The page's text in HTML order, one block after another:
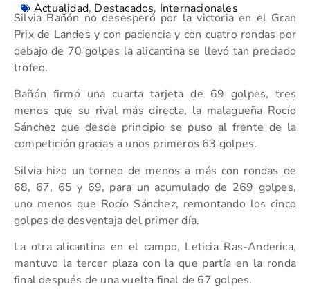
Actualidad, Destacados, Internacionales
Silvia Bañón no desesperó por la victoria en el Gran
Prix de Landes y con paciencia y con cuatro rondas por
debajo de 70 golpes la alicantina se llevó tan preciado
trofeo.
Bañón firmó una cuarta tarjeta de 69 golpes, tres
menos que su rival más directa, la malagueña Rocío
Sánchez que desde principio se puso al frente de la
competición gracias a unos primeros 63 golpes.
Silvia hizo un torneo de menos a más con rondas de
68, 67, 65 y 69, para un acumulado de 269 golpes,
uno menos que Rocío Sánchez, remontando los cinco
golpes de desventaja del primer día.
La otra alicantina en el campo, Leticia Ras-Anderica,
mantuvo la tercer plaza con la que partía en la ronda
final después de una vuelta final de 67 golpes.